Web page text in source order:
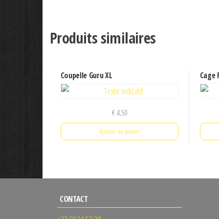
Produits similaires
Coupelle Guru XL
€4,50
Ajouter au panier
Cage
CONTACT